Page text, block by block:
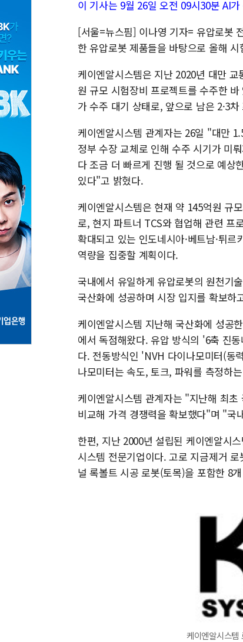
이 기사는 9월 26일 오전 09시30분 AI
[서울=뉴스핌] 이나영 기자= 유압로봇
한 유압로봇 제품들을 바탕으로 올해
케이엔알시스템은 지난 2020년 대만
원 규모 시험장비 프로젝트를 수주한
가 수주 대기 상태로, 앞으로 남은 2·3
케이엔알시스템 관계자는 26일 "대만
정부 수장 교체로 인해 수주 시기가 미
다 조금 더 빠르게 진행 될 것으로 예상
있다"고 밝혔다.
케이엔알시스템은 현재 약 145억원 규
로, 현지 파트너 TCS와 협업해 관련 프
확대되고 있는 인도네시아·베트남·튀
역량을 집중할 계획이다.
국내에서 유일하게 유압로봇의 원천기
국산화에 성공하며 시장 입지를 확보하
케이엔알시스템 지난해 국산화에 성공
에서 독점해왔다. 유압 방식의 '6축 진
다. 전동방식인 'NVH 다이나모미터(동
나모미터는 속도, 토크, 파워를 측정하
케이엔알시스템 관계자는 "지난해 최
비교해 가격 경쟁력을 확보했다"며 "국
한편, 지난 2000년 설립된 케이엔알시
시스템 전문기업이다. 고로 지금제거
널 록볼트 시공 로봇(토목)을 포함한 8
케이엔알시스템